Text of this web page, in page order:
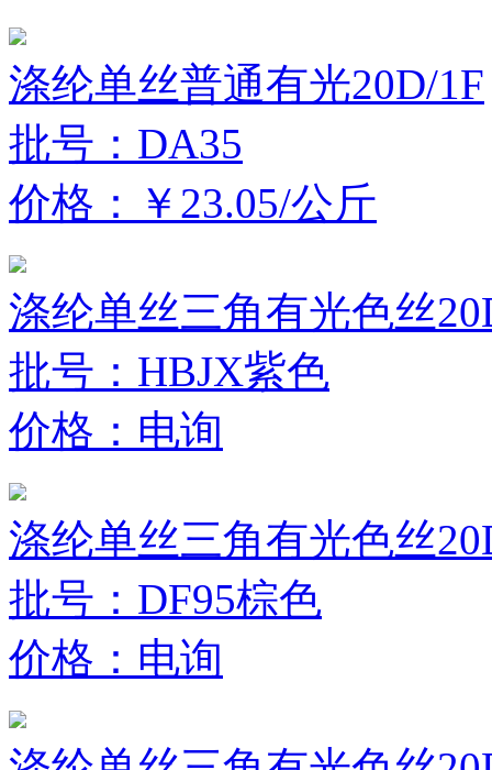
涤纶单丝普通有光20D/1F
批号：DA35
价格：￥23.05/公斤
涤纶单丝三角有光色丝
批号：HBJX紫色
价格：电询
涤纶单丝三角有光色丝
批号：DF95棕色
价格：电询